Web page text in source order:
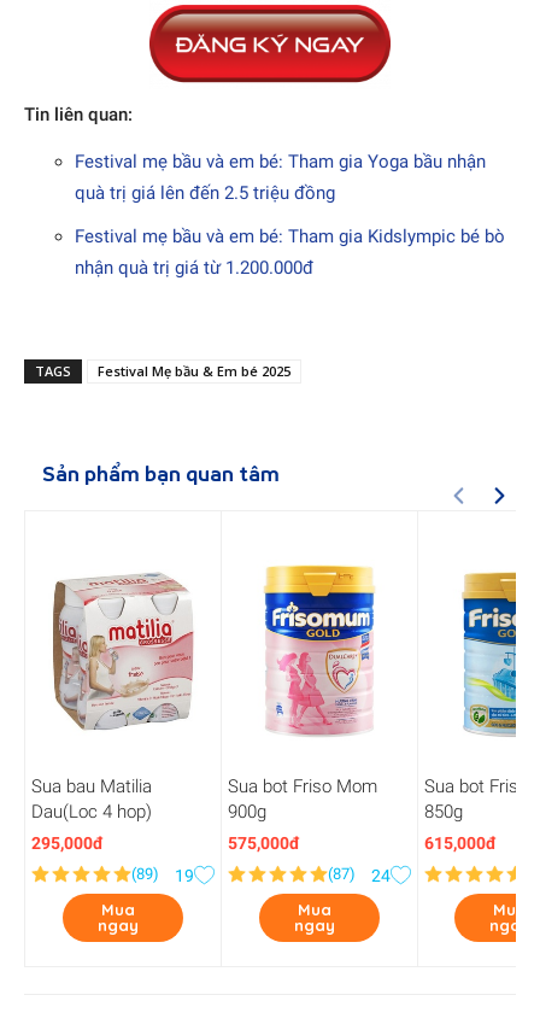
Tin liên quan:
Festival mẹ bầu và em bé: Tham gia Yoga bầu nhận
quà trị giá lên đến 2.5 triệu đồng
Festival mẹ bầu và em bé: Tham gia Kidslympic bé bò
nhận quà trị giá từ 1.200.000đ
TAGS Festival Mẹ bầu & Em bé 2025
Sản phẩm bạn quan tâm
Sua bau Matilia
Dau(Loc 4 hop)
295,000đ
(89)
19
Mua
ngay
Sua bot Friso Mom
900g
575,000đ
(87)
24
Mua
ngay
Sua bot Friso
850g
615,000đ
Mua
ngay